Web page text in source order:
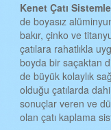
TRABZON
ŞANLIURFA
TUNCELİ KENET
UŞAK KENET
VAN KENET ÇATI
KenetÇatıS
de boyasız
bakır, çinko ve
çatılara rahatlıkla
boyda bir saçaktan
de büyük kolaylık
olduğu çatılarda
sonuçlar veren ve
olan çatı kaplama